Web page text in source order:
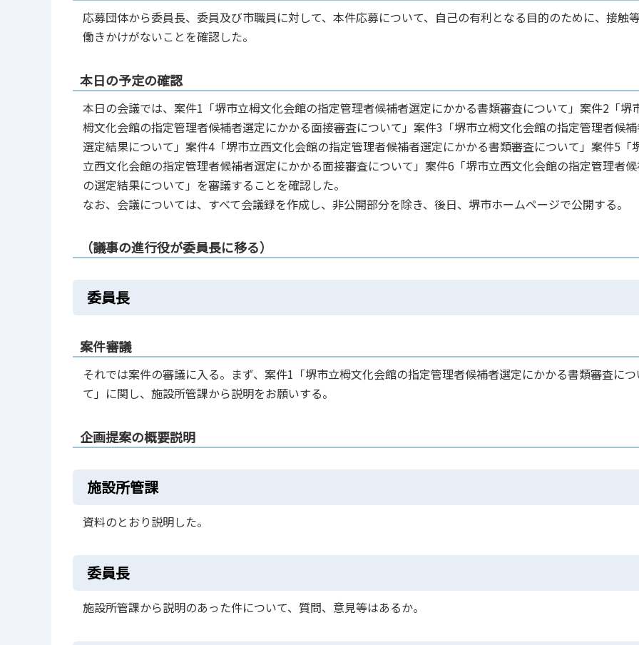
応募団体から委員長、委員及び市職員に対して、本件応募について、自己の有利となる目的のために、接触
働きかけがないことを確認した。
本日の予定の確認
本日の会議では、案件1「堺市立栂文化会館の指定管理者候補者選定にかかる書類審査について」案件2「堺
栂文化会館の指定管理者候補者選定にかかる面接審査について」案件3「堺市立栂文化会館の指定管理者候
選定結果について」案件4「堺市立西文化会館の指定管理者候補者選定にかかる書類審査について」案件5「
立西文化会館の指定管理者候補者選定にかかる面接審査について」案件6「堺市立西文化会館の指定管理者
の選定結果について」を審議することを確認した。
なお、会議については、すべて会議録を作成し、非公開部分を除き、後日、堺市ホームページで公開する。
（議事の進行役が委員長に移る）
委員長
案件審議
それでは案件の審議に入る。まず、案件1「堺市立栂文化会館の指定管理者候補者選定にかかる書類審査につ
て」に関し、施設所管課から説明をお願いする。
企画提案の概要説明
施設所管課
資料のとおり説明した。
委員長
施設所管課から説明のあった件について、質問、意見等はあるか。